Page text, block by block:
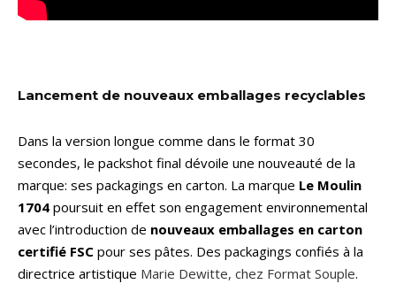
Lancement de nouveaux emballages recyclables
Dans la version longue comme dans le format 30
secondes, le packshot final dévoile une nouveauté de la
marque: ses packagings en carton. La marque Le Moulin
1704 poursuit en effet son engagement environnemental
avec l’introduction de nouveaux emballages en carton
certifié FSC pour ses pâtes. Des packagings confiés à la
directrice artistique Marie Dewitte, chez Format Souple.